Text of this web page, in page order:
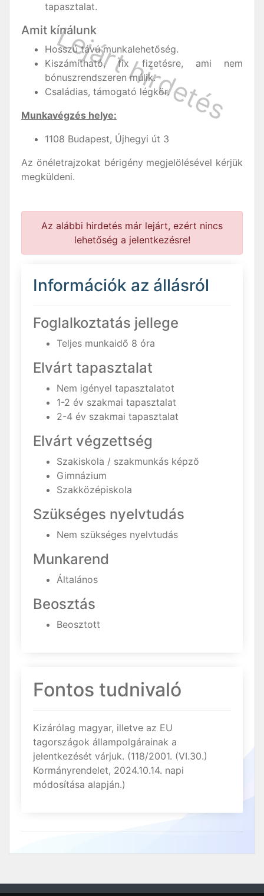
tapasztalat.
Amit kínálunk
Hosszú távú munkalehetőség.
Kiszámítható, fix fizetésre, ami nem
bónuszrendszeren múlik.
Családias, támogató légkör.
Munkavégzés helye:
1108 Budapest, Újhegyi út 3
Az önéletrajzokat bérigény megjelölésével kérjük
megküldeni.
Az alábbi hirdetés már lejárt, ezért nincs
lehetőség a jelentkezésre!
Információk az állásról
Foglalkoztatás jellege
Teljes munkaidő 8 óra
Elvárt tapasztalat
Nem igényel tapasztalatot
1-2 év szakmai tapasztalat
2-4 év szakmai tapasztalat
Elvárt végzettség
Szakiskola / szakmunkás képző
Gimnázium
Szakközépiskola
Szükséges nyelvtudás
Nem szükséges nyelvtudás
Munkarend
Általános
Beosztás
Beosztott
Fontos tudnivaló
Kizárólag magyar, illetve az EU
tagországok állampolgárainak a
jelentkezését várjuk. (118/2001. (VI.30.)
Kormányrendelet, 2024.10.14. napi
módosítása alapján.)